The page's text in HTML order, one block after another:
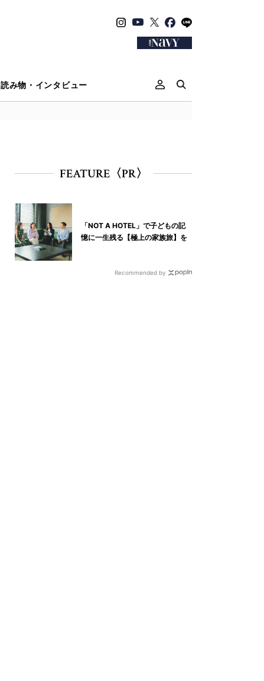
読み物・インタビュー
FEATURE〈PR〉
「NOT A HOTEL」で子どもの記
憶に一生残る【極上の家族旅】を
Recommended by